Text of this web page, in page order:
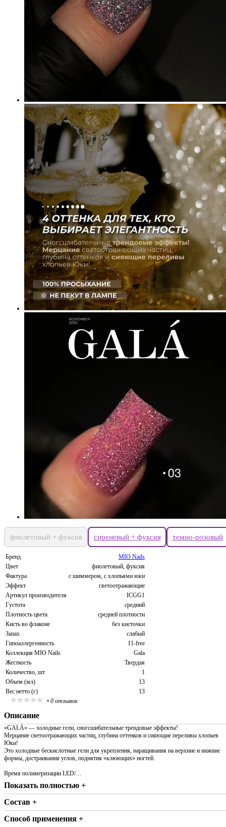
фиолетовый + фуксия сиреневый + фуксия темно-розовый
Бренд
MIO Nails
Цвет
фиолетовый, фуксия
Фактура
с шиммером, с хлопьями юки
Эффект
светоотражающие
Артикул производителя
ICGG1
Густота
средний
Плотность цвета
средней плотности
Кисть во флаконе
без кисточки
Запах
слабый
Гипоаллергенность
11-free
Коллекция MIO Nails
Gala
Жесткость
Твердая
Количество, шт
1
Объем (мл)
13
Вес нетто (г)
13
• 0 отзывов
Описание
«GALÁ» — холодные гели, сногсшибательные трендовые эффекты!
Мерцание светоотражающих частиц, глубина оттенков и сияющие переливы хлопьев
Юки!
Это холодные бескислотные гели для укрепления, наращивания на верхние и нижние
формы, достраивания углов, поднятия «клюющих» ногтей.
Время полимеризации LED/…
Показать полностью +
Состав +
Способ применения +